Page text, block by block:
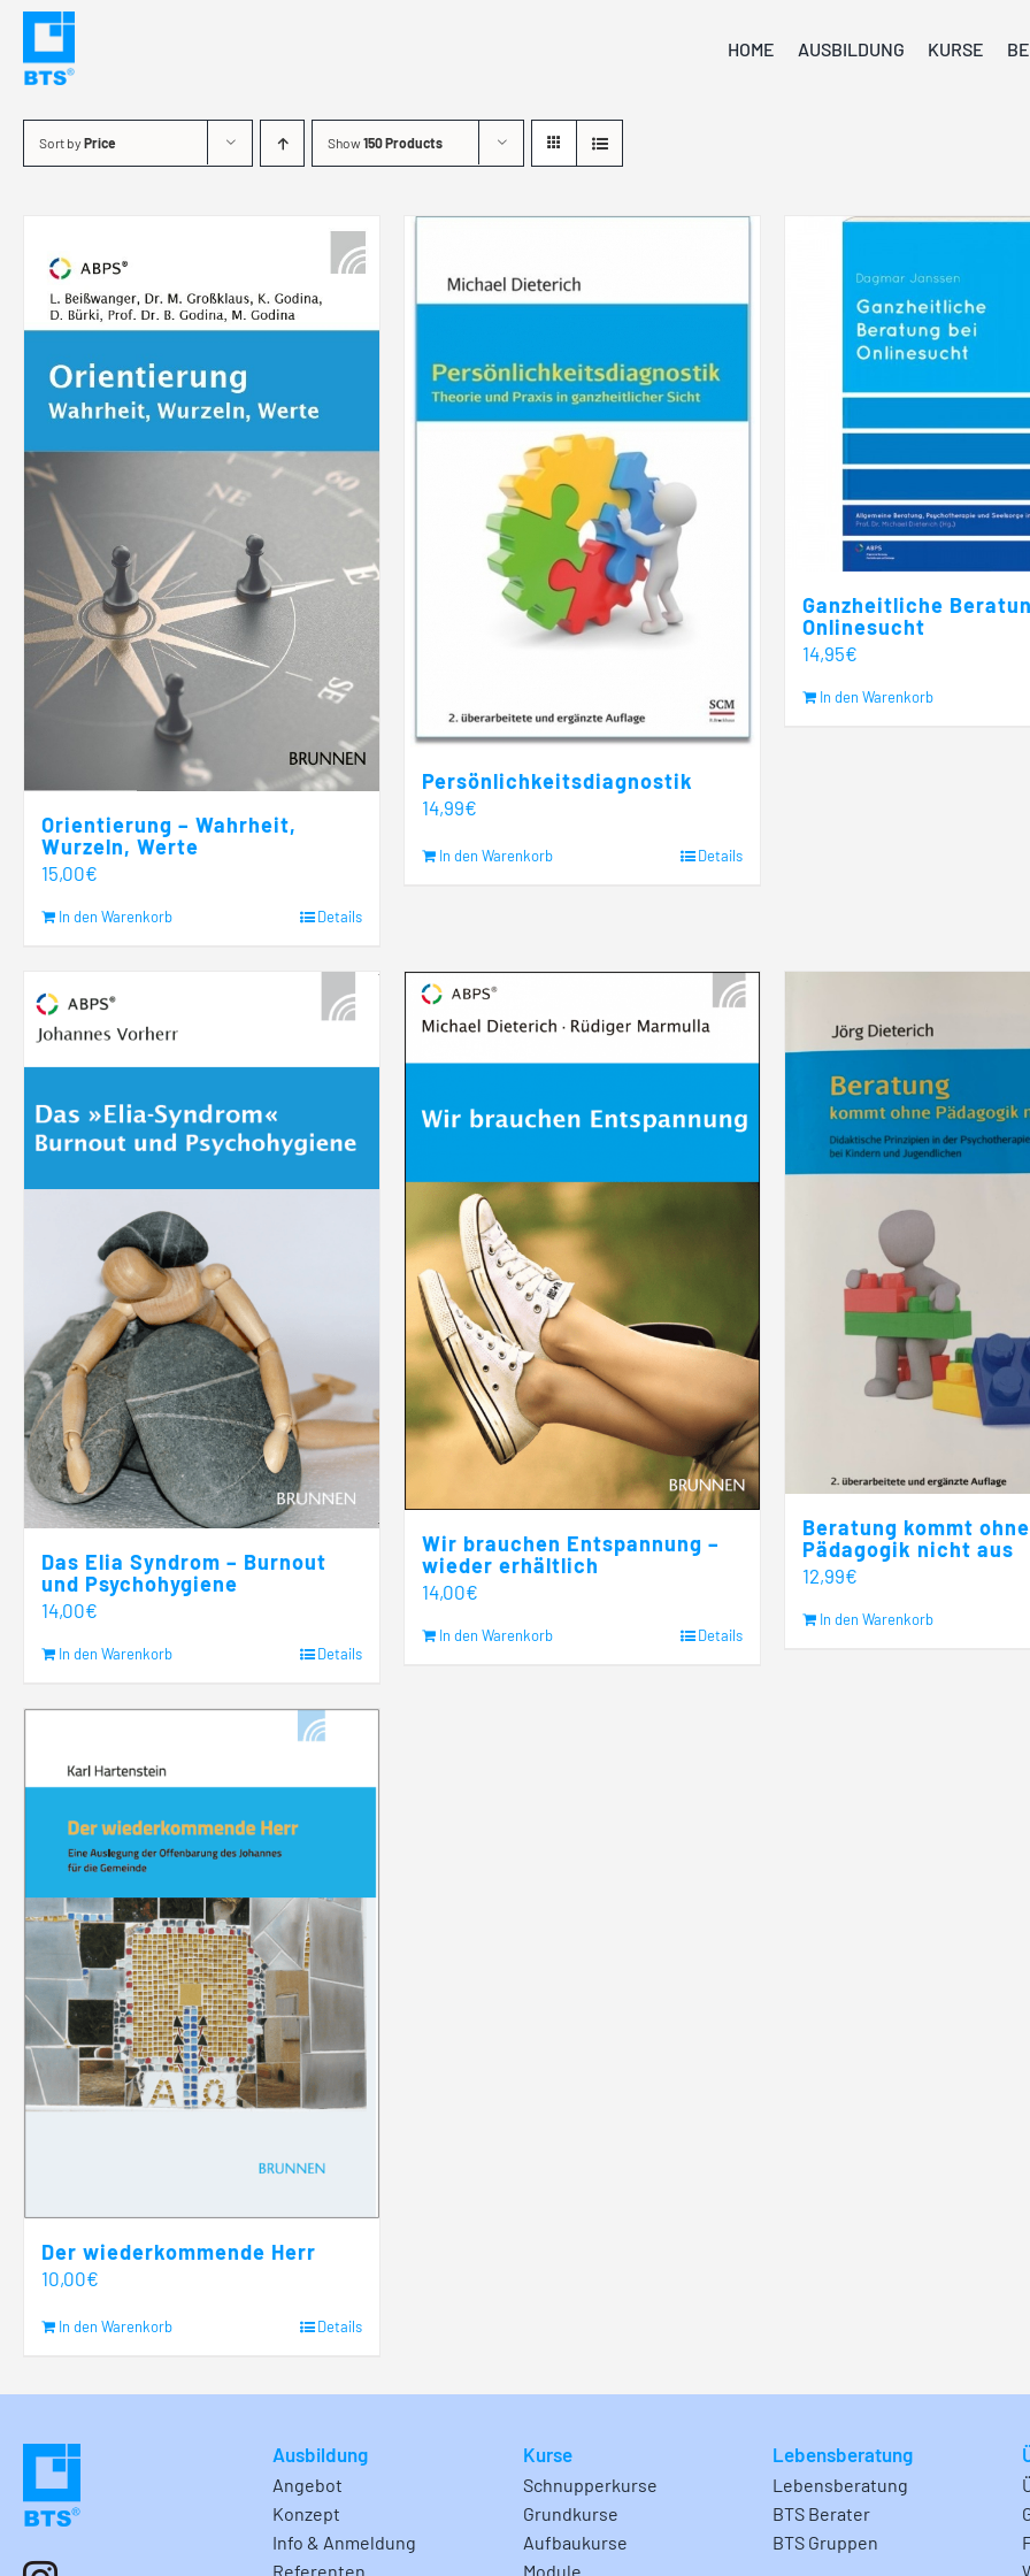
Skip
content
HOME AUSBILDUNG KURSE
Sort by Price Show150 Products
Orientierung – Wahrheit,
Wurzeln, Werte
15,00€
In den Warenkorb Details
Persönlichkeitsdiagnostik
14,99€
In den Warenkorb Details
Ganzheitliche
Onlinesucht
14,95€
In den Warenkorb
Das Elia Syndrom – Burnout
und Psychohygiene
14,00€
In den Warenkorb Details
Wir brauchen Entspannung –
wieder erhältlich
14,00€
In den Warenkorb Details
Beratung kommt ohne
Pädagogik nicht aus
12,99€
In den Warenkorb
Der wiederkommende Herr
10,00€
In den Warenkorb Details
Ausbildung
Angebot
Konzept
Info & Anmeldung
Referenten
Kurse
Schnupperkurse
Grundkurse
Aufbaukurse
Module
Lebensberatung
Lebensberatung
BTS Berater
BTS Gruppen